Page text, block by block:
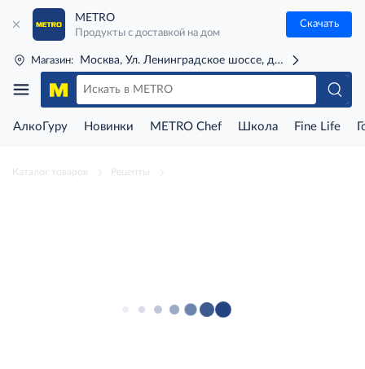
METRO
Продукты с доставкой на дом
Скачать
Магазин: Москва, Ул. Ленинградское шоссе, д. 71Г (м. Речной
АлкоГуру Новинки METRO Chef Школа Fine Life
Каталог товаров Рецепты